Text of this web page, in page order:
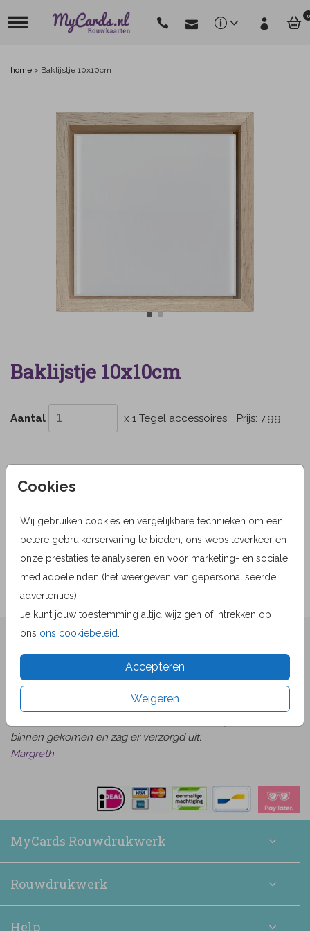
0
Cookies
Wij gebruiken cookies en vergelijkbare technieken om een
betere gebruikerservaring te bieden, ons websiteverkeer en
onze prestaties te analyseren en voor marketing- en sociale
mediadoeleinden (het weergeven van gepersonaliseerde
advertenties).
Je kunt jouw toestemming altijd wijzigen of intrekken op
ons ons cookiebeleid
Accepteren
Weigeren
home > Baklijstje 10x10cm
Baklijstje 10x10cm
Aantal x 1 Tegel accessoires Prijs: 7,99
OMSCHRIJVING
10x10cm. Met handige klittenbandplakkertjes.
Prijs: 7,99 per 1 Tegel accessoires
★★★★☆ Beoordelingen
beoordelingen
Bekijk alle beoordelingen
Het was heel makkelijk om een kaart naar wens uit te
binnen gekomen en zag er verzorgd uit.
Margreth
MyCards Rouwdrukwerk
Rouwdrukwerk
Help